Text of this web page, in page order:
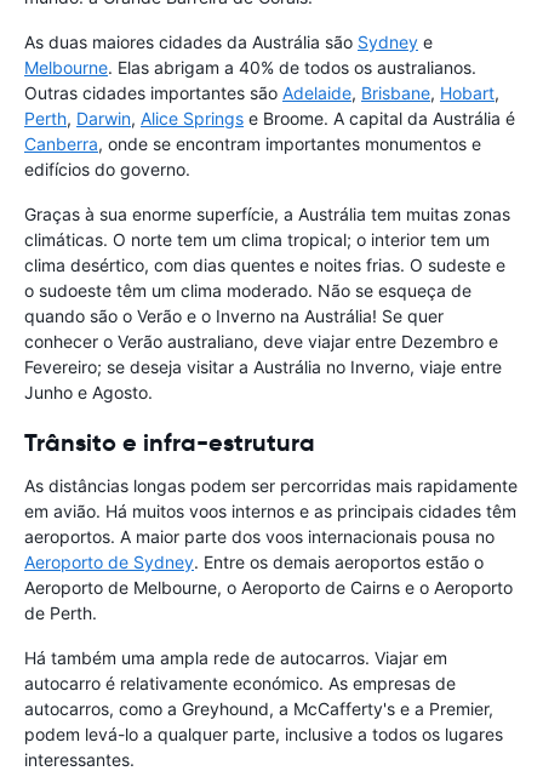
As duas maiores cidades da Austrália são Sydney e
Melbourne. Elas abrigam a 40% de todos os australianos.
Outras cidades importantes são Adelaide, Brisbane, Hobart,
Perth, Darwin, Alice Springs e Broome. A capital da Austrália é
Canberra, onde se encontram importantes monumentos e
edifícios do governo.
Graças à sua enorme superfície, a Austrália tem muitas zonas
climáticas. O norte tem um clima tropical; o interior tem um
clima desértico, com dias quentes e noites frias. O sudeste e
o sudoeste têm um clima moderado. Não se esqueça de
quando são o Verão e o Inverno na Austrália! Se quer
conhecer o Verão australiano, deve viajar entre Dezembro e
Fevereiro; se deseja visitar a Austrália no Inverno, viaje entre
Junho e Agosto.
Trânsito e infra-estrutura
As distâncias longas podem ser percorridas mais rapidamente
em avião. Há muitos voos internos e as principais cidades têm
aeroportos. A maior parte dos voos internacionais pousa no
Aeroporto de Sydney. Entre os demais aeroportos estão o
Aeroporto de Melbourne, o Aeroporto de Cairns e o Aeroporto
de Perth.
Há também uma ampla rede de autocarros. Viajar em
autocarro é relativamente económico. As empresas de
autocarros, como a Greyhound, a McCafferty's e a Premier,
podem levá-lo a qualquer parte, inclusive a todos os lugares
interessantes.